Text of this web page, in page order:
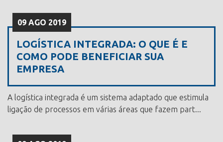
09 AGO 2019
LOGÍSTICA INTEGRADA: O QUE É E
COMO PODE BENEFICIAR SUA
EMPRESA
A logística integrada é um sistema adaptado que estimula
ligação de processos em várias áreas que fazem part...